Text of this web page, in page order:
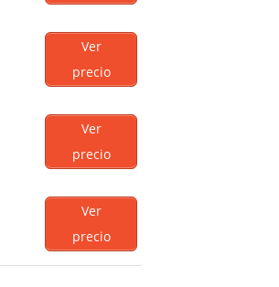
Ver
precio
Ver
precio
Ver
precio